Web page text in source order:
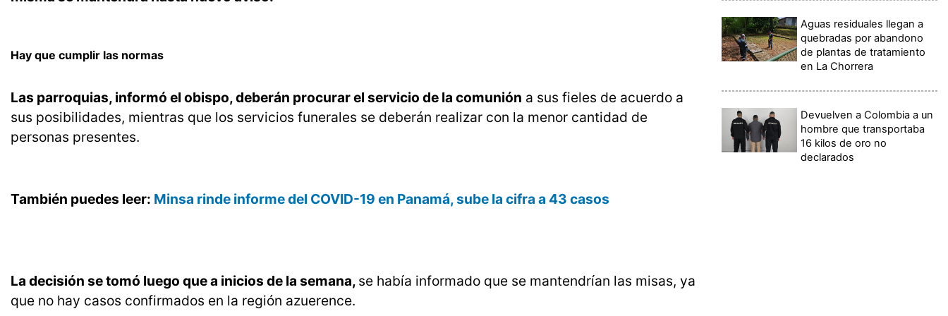
Hay que cumplir las normas
Las parroquias, informó el obispo, deberán procurar el servicio de la comunión a sus fieles de acuerdo a
sus posibilidades, mientras que los servicios funerales se deberán realizar con la menor cantidad de
personas presentes.
También puedes leer: Minsa rinde informe del COVID-19 en Panamá, sube la cifra a 43 casos
La decisión se tomó luego que a inicios de la semana, se había informado que se mantendrían las misas, ya
que no hay casos confirmados en la región azuerence.
Aguas residuales llegan a
quebradas por abandono
de plantas de tratamiento
en La Chorrera
Devuelven a Colombia a un
hombre que transportaba
16 kilos de oro no
declarados